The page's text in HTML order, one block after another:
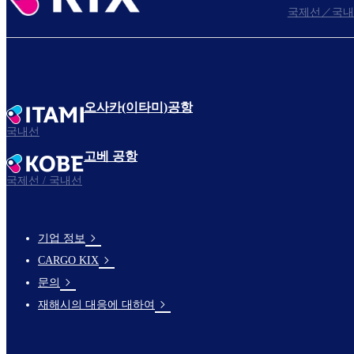
국제선／국
오사카(이타미)공항
국내선
고베 공항
국제선 / 국내선
footer-
links-
en-
기업 정보
CARGO KIX
문의
재해시의 대응에 대하여